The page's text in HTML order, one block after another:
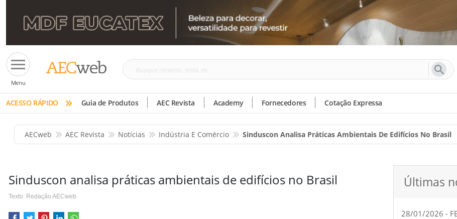
Menu
Busque
tinta,
etc
ACESSO RÁPIDO » Guia de Produtos AEC Revista Academy Fornecedores Cotação Expressa
AECweb AEC Revista Notícias Indústria E Comércio Sinduscon Analisa Práticas Ambientais De Edifícios No Brasil
Sinduscon analisa práticas ambientais de edifícios no Brasil
Texto: Redação AECweb
Últimas
28/01/2026 -